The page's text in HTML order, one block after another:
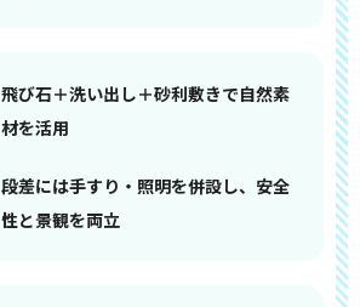
飛び石＋洗い出し＋砂利敷きで自然素
材を活用
段差には手すり・照明を併設し、安全
性と景観を両立